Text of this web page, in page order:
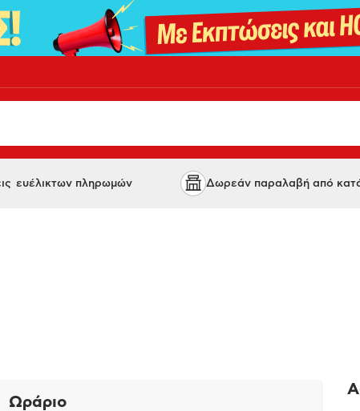
ευέλικτων πληρωμών Δωρεάν παραλαβή από
Ωράριο